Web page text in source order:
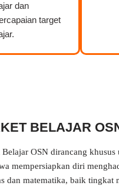
dan
target
BELAJAR
Belajar OSN dirancang khusus
mempersiapkan diri
dan matematika, baik tingkat